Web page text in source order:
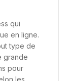
qui
en ligne.
type de
grande
pour
les